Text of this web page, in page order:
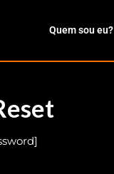
Quem sou eu?